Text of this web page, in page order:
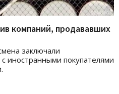
компаний, продававших
заключали
иностранными покупателями